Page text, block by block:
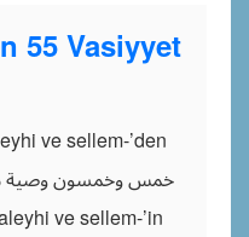
55 Vasiyyet
ve sellem-’den